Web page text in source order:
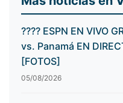
???? ESPN EN VIVO
vs. Panamá EN
[FOTOS]
05/08/2026